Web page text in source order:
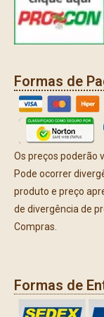
Formas de
Os preços poderão
Pode ocorrer
produto e preço
de divergência de
Compras.
Formas de